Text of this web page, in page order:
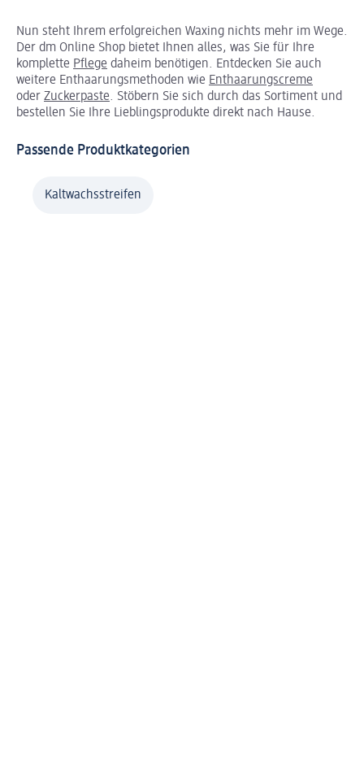
Nun steht Ihrem erfolgreichen Waxing nichts mehr im Wege.
Der dm Online Shop bietet Ihnen alles, was Sie für Ihre
komplette Pflege daheim benötigen. Entdecken Sie auch
weitere Enthaarungsmethoden wie Enthaarungscreme
oder Zuckerpaste. Stöbern Sie sich durch das Sortiment und
bestellen Sie Ihre Lieblingsprodukte direkt nach Hause.
Passende Produktkategorien
Kaltwachsstreifen